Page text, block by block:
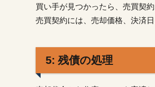
問
3.1.
に家
を売
却す
買い手が見つかったら、売買契約
売買契約には、売却価格、決済
5: 残債の処理